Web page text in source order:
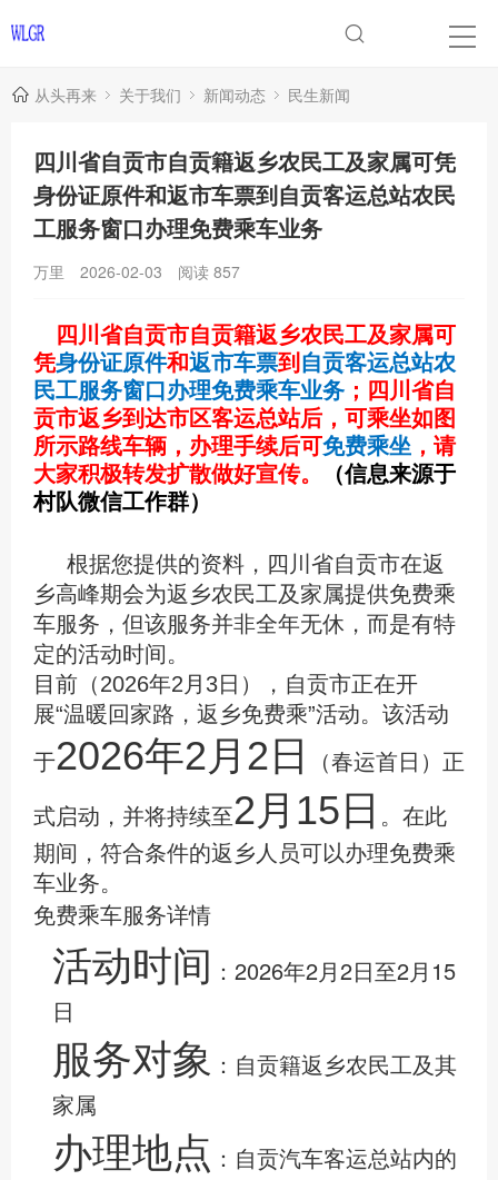
从头再来 关于我们 新闻动态 民生新闻
四川省自贡市自贡籍返乡农民工及家属可凭
身份证原件和返市车票到自贡客运总站农民
工服务窗口办理免费乘车业务
万里 2026-02-03 阅读 857
四川省自贡市自贡籍返乡农民工及家属可
凭身份证原件和返市车票到 自贡客运总站农
民工服务窗口办理免费乘车业务 ；四川省自
贡市返乡到达市区客运总站后，可乘坐如图
所示路线车辆，办理手续后可免费乘坐 ，请
大家积极转发扩散做好宣传。
（信息来源于
村队微信工作群）
根据您提供的资料，四川省自贡市在返
乡高峰期会为返乡农民工及家属提供免费乘
车服务，但该服务并非全年无休，而是有特
定的活动时间。
目前（2026年2月3日），自贡市正在开
展“温暖回家路，返乡免费乘”活动。该活动
于‌2026年2月2日 ‌（春运首日）正
式启动，并将持续至‌2月15日 ‌。在此
期间，符合条件的返乡人员可以办理免费乘
车业务。
免费乘车服务详情
活动时间 ‌：2026年2月2日至2月15
日
服务对象 ‌：自贡籍返乡农民工及其
家属
办理地点 ‌：自贡汽车客运总站内的